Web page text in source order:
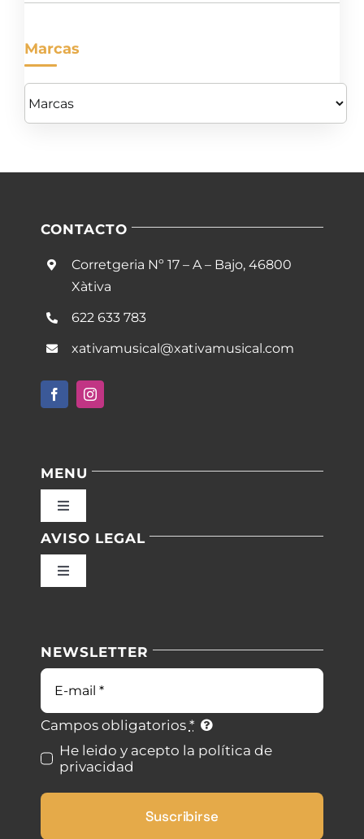
Marcas
CONTACTO
Corretgeria Nº 17 – A – Bajo, 46800
Xàtiva
622 633 783
xativamusical@xativamusical.com
MENU
Toggle
Inicio
Blog
Contacto
AVISO LEGAL
Toggle
Condiciones de uso
Ley de cookies
Desistimiento
NEWSLETTER
Correo
electrónico
Campos obligatorios *
He leido y acepto la política de
privacidad
Suscribirse